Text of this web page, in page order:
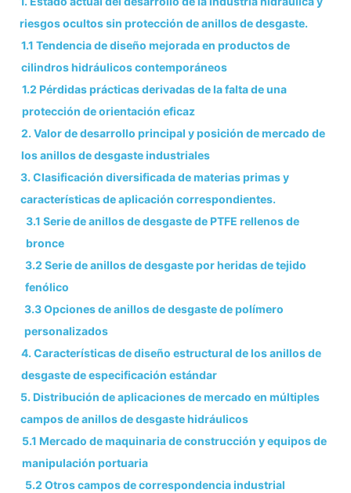
riesgos ocultos sin protección de anillos de desgaste.
1.1 Tendencia de diseño mejorada en productos de
cilindros hidráulicos contemporáneos
1.2 Pérdidas prácticas derivadas de la falta de una
protección de orientación eficaz
2. Valor de desarrollo principal y posición de mercado de
los anillos de desgaste industriales
3. Clasificación diversificada de materias primas y
características de aplicación correspondientes.
3.1 Serie de anillos de desgaste de PTFE rellenos de
bronce
3.2 Serie de anillos de desgaste por heridas de tejido
fenólico
3.3 Opciones de anillos de desgaste de polímero
personalizados
4. Características de diseño estructural de los anillos de
desgaste de especificación estándar
5. Distribución de aplicaciones de mercado en múltiples
campos de anillos de desgaste hidráulicos
5.1 Mercado de maquinaria de construcción y equipos de
manipulación portuaria
5.2 Otros campos de correspondencia industrial